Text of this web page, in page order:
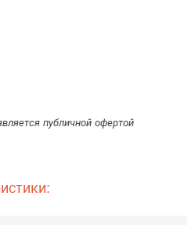
публичной офертой